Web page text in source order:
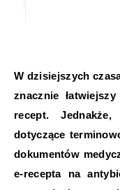
W dzisiejszych
znacznie
recept.
dotyczące
dokumentów
e-recepta na